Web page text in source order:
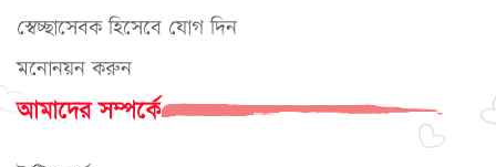
স্বেচ্ছাসেবক হিসেবে যোগ দিন
মনোনয়ন করুন
আমাদের সম্পর্কে